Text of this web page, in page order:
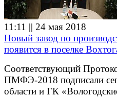
11:11 || 24 мая 2018
Новый завод по
появится в поселке
Соответствующий
ПМФЭ-2018 подписали
области и ГК